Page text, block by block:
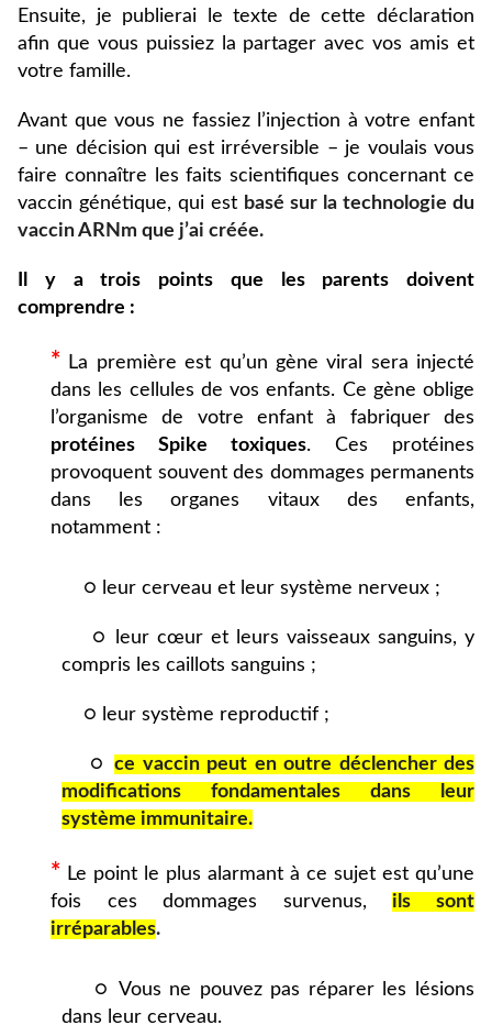
Ensuite, je publierai le texte de cette déclaration
afin que vous puissiez la partager avec vos amis et
votre famille.
Avant que vous ne fassiez l’injection à votre enfant
– une décision qui est irréversible – je voulais vous
faire connaître les faits scientifiques concernant ce
vaccin génétique, qui est basé sur la technologie du
vaccin ARNm que j’ai créée.
Il y a trois points que les parents doivent
comprendre :
* La première est qu’un gène viral sera injecté
dans les cellules de vos enfants. Ce gène oblige
l’organisme de votre enfant à fabriquer des
protéines Spike toxiques. Ces protéines
provoquent souvent des dommages permanents
dans les organes vitaux des enfants,
notamment :
○ leur cerveau et leur système nerveux ;
○ leur cœur et leurs vaisseaux sanguins, y
compris les caillots sanguins ;
○ leur système reproductif ;
○ ce vaccin peut en outre déclencher des
modifications fondamentales dans leur
système immunitaire.
* Le point le plus alarmant à ce sujet est qu’une
fois ces dommages survenus, ils sont
irréparables.
○ Vous ne pouvez pas réparer les lésions
dans leur cerveau.